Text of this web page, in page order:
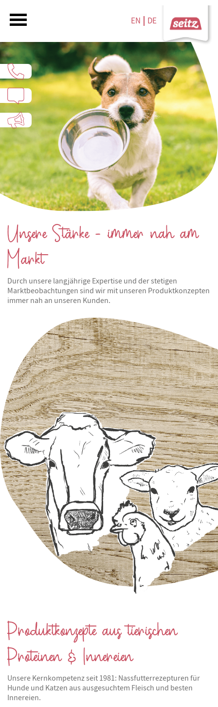
EN DE
Unsere Stärke - immer nah am
Markt
Durch unsere langjährige Expertise und der stetigen
Marktbeobachtungen sind wir mit unseren Produktkonzepten
immer nah an unseren Kunden.
Produktkonzepte aus tierischen
Proteinen & Innereien
Unsere Kernkompetenz seit 1981: Nassfutterrezepturen für
Hunde und Katzen aus ausgesuchtem Fleisch und besten
Innereien.